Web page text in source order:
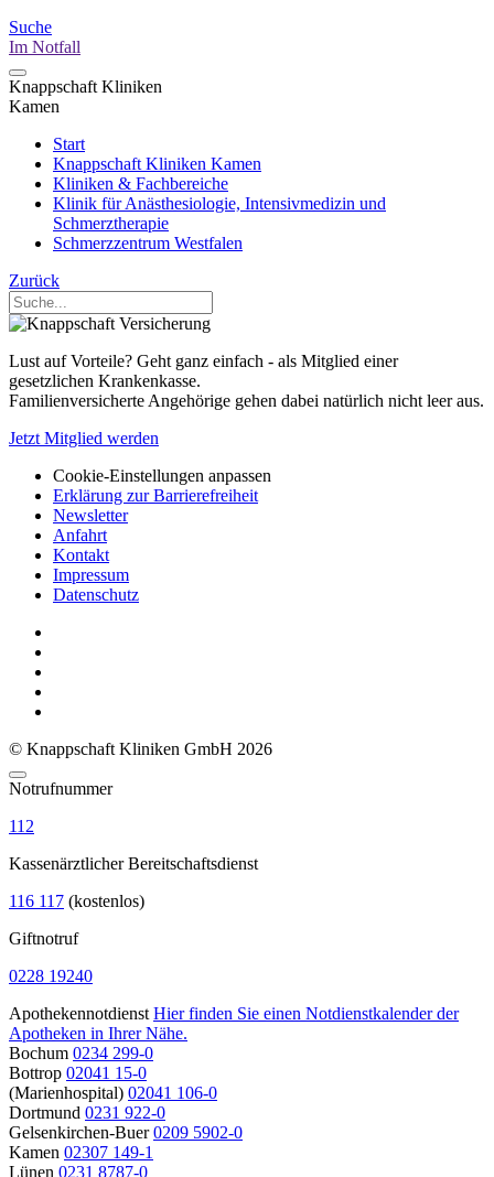
Suche
Im Notfall
Knappschaft Kliniken
Kamen
Start
Knappschaft Kliniken Kamen
Kliniken & Fachbereiche
Klinik für Anästhesiologie, Intensivmedizin und
Schmerztherapie
Schmerzzentrum Westfalen
Zurück
Lust auf Vorteile? Geht ganz einfach - als Mitglied einer
gesetzlichen Krankenkasse.
Familienversicherte Angehörige gehen dabei natürlich nicht leer aus.
Jetzt Mitglied werden
Cookie-Einstellungen anpassen
Erklärung zur Barrierefreiheit
Newsletter
Anfahrt
Kontakt
Impressum
Datenschutz
© Knappschaft Kliniken GmbH 2026
Notrufnummer
112
Kassenärztlicher Bereitschaftsdienst
116 117 (kostenlos)
Giftnotruf
0228 19240
Apothekennotdienst Hier finden Sie einen Notdienstkalender der
Apotheken in Ihrer Nähe.
Bochum 0234 299-0
Bottrop 02041 15-0
(Marienhospital) 02041 106-0
Dortmund 0231 922-0
Gelsenkirchen-Buer 0209 5902-0
Kamen 02307 149-1
Lünen 0231 8787-0